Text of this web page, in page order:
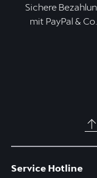
Sichere
mit PayPal & Co.
Service Hotline